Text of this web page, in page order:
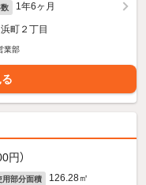
1年6ヶ月
町２丁目
業部
円）
用部分面積 126.28㎡